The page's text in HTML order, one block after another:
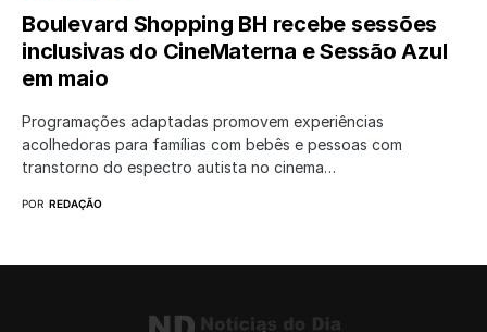
Boulevard Shopping BH recebe sessões
inclusivas do CineMaterna e Sessão Azul
em maio
Programações adaptadas promovem experiências
acolhedoras para famílias com bebês e pessoas com
transtorno do espectro autista no cinema…
POR REDAÇÃO